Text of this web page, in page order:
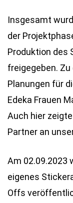
Insgesamt
der
Produktion des
freigegeben.
Planungen für
Edeka Frauen
Auch hier
Partner an
Am 02.09.2023
eigenes
Offs